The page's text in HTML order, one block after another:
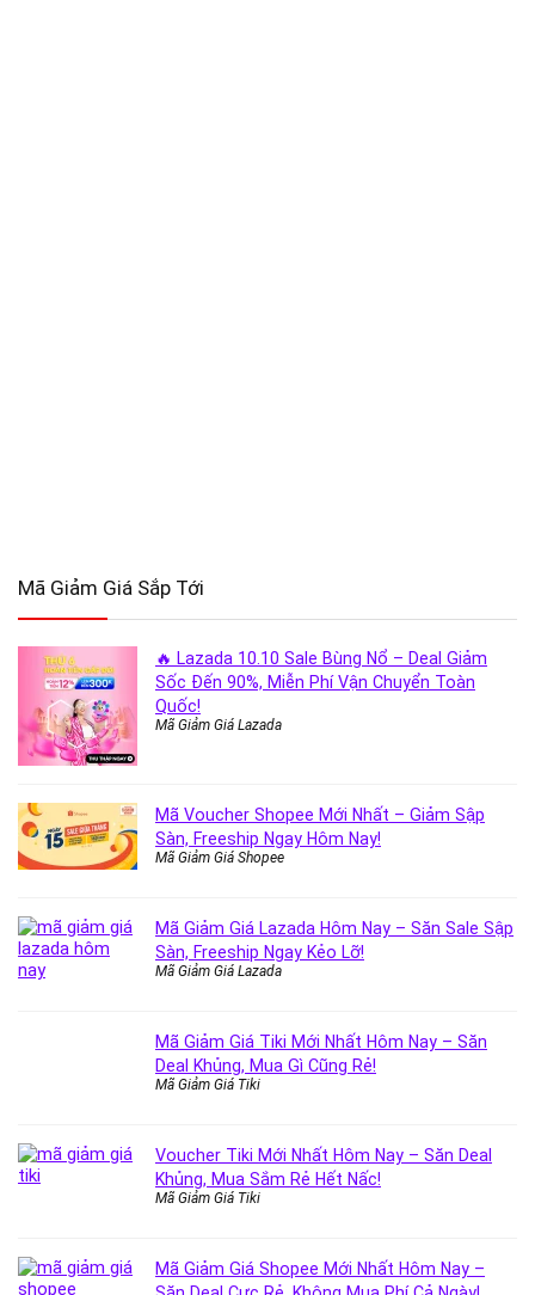
Mã Giảm Giá Sắp Tới
🔥 Lazada 10.10 Sale Bùng Nổ – Deal Giảm
Sốc Đến 90%, Miễn Phí Vận Chuyển Toàn
Quốc!
Mã Giảm Giá Lazada
Mã Voucher Shopee Mới Nhất – Giảm Sập
Sàn, Freeship Ngay Hôm Nay!
Mã Giảm Giá Shopee
Mã Giảm Giá Lazada Hôm Nay – Săn Sale Sập
Sàn, Freeship Ngay Kẻo Lỡ!
Mã Giảm Giá Lazada
Mã Giảm Giá Tiki Mới Nhất Hôm Nay – Săn
Deal Khủng, Mua Gì Cũng Rẻ!
Mã Giảm Giá Tiki
Voucher Tiki Mới Nhất Hôm Nay – Săn Deal
Khủng, Mua Sắm Rẻ Hết Nấc!
Mã Giảm Giá Tiki
Mã Giảm Giá Shopee Mới Nhất Hôm Nay –